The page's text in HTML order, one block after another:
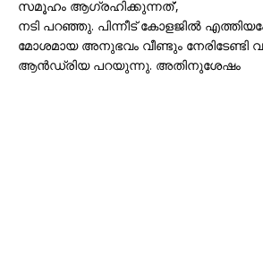
സമൂഹം ആഗ്രഹിക്കുന്നത്’,
നടി പറഞ്ഞു. പിന്നീട് കോളജിൽ
മോശമായ അനുഭവം വീണ്ടും നേരിടേണ്ടി
ആൻഡ്രിയ പറയുന്നു. അതിനുശേഷം